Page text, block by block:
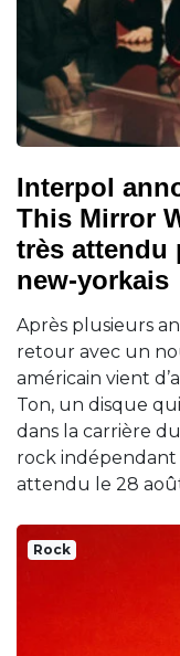
Interpol
This Mirror
très attendu
new-yorkais
Après plusieurs
retour avec un
américain vient
Ton, un disque
dans la carrière
rock indépendant
attendu le 28
Rock